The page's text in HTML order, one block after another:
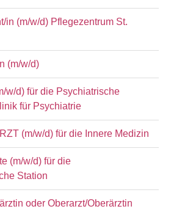
in (m/w/d) Pflegezentrum St.
(m/w/d)
w/d) für die Psychiatrische
für Psychiatrie
(m/w/d) für die Innere Medizin
(m/w/d) für die
Station
oder Oberarzt/Oberärztin